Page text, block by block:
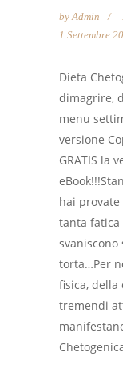
by Admin
1 Settembre
Dieta
dimagrire,
menu
versione
GRATIS la
hai
tanta
torta…Per
fisica, della
tremendi